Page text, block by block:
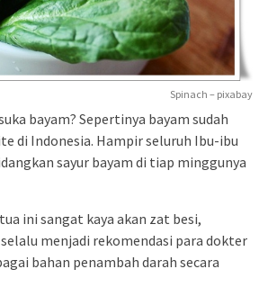
Spinach – pixabay
bayam? Sepertinya bayam sudah
di Indonesia. Hampir seluruh Ibu-ibu
sayur bayam di tiap minggunya
ini sangat kaya akan zat besi,
menjadi rekomendasi para dokter
bahan penambah darah secara